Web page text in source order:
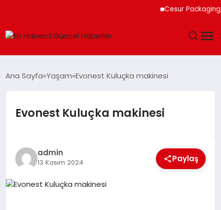
Cesur Packaging,
SPOR
SAĞLIK
MAGAZIN
Ana Sayfa Yaşam Evonest Kuluçka makinesi
Evonest Kuluçka makinesi
admin
13 Kasım 2024 Paylaş